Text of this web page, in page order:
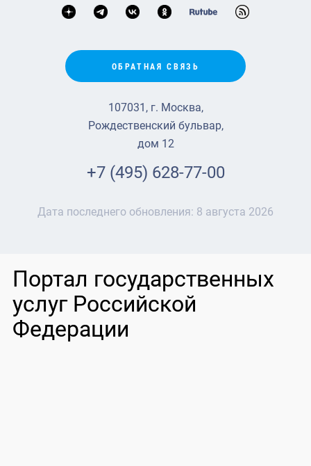
ОБРАТНАЯ СВЯЗЬ
107031, г. Москва,
Рождественский бульвар,
дом 12
+7 (495) 628-77-00
Дата последнего обновления: 8 августа 2026
Портал государственных
услуг Российской
Федерации